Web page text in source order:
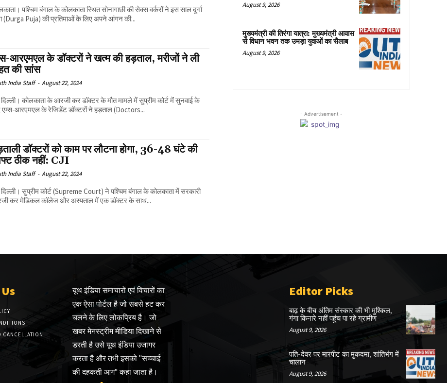
पश्चिम बंगाल के कोलकाता स्थित सोनागाछी की सेक्स वर्करों ने इस साल दुर्गा
(Durga Puja) की प्रतिमाओं के लिए अपने आंगन की...
आरएमएल के डॉक्टरों ने खत्म की हड़ताल, मरीजों ने ली
की सांस
India Staff - August 22, 2024
कोलकाता के आरजी कर डॉक्‍टर के मौत मामले में सुप्रीम कोर्ट में सुनवाई के
एम्‍स-आरएमएल के रेज‍िडेंट डॉक्‍टरों ने हड़ताल (Doctors...
डॉक्टरों को काम पर लौटना होगा, 36-48 घंटे की
ठीक नहीं: CJI
India Staff - August 22, 2024
सुप्रीम कोर्ट (Supreme Court) ने पश्चिम बंगाल के कोलकाता में सरकारी
कर मेडिकल कॉलेज और अस्पताल में एक डॉक्टर के साथ...
August 9, 2026
मुख्यमंत्री की तिरंगा यात्रा: मुख्यमंत्री आवास
से विधान भवन तक उमड़ा युवाओं का सैलाब
August 9, 2026
- Advertisement -
CANCELLATION
यूथ इंडिया समाचारों एवं विचारों का
एक ऐसा पोर्टल है जो सबसे हट कर
चलने के लिए लोकप्रिय है। जो
खबर मेनस्ट्रीम मीडिया दिखाने से
डरती है उसे यूथ इंडिया उजागर
करता है और तभी इसको "सच्चाई
की दहकती आग" कहा जाता है।
Editor Picks
बाढ़ के बीच अंतिम संस्कार की भी मुश्किल,
गंगा किनारे नहीं पहुंच पा रहे ग्रामीण
August 9, 2026
पति-देवर पर मारपीट का मुकदमा, शांतिभंग में
चालान
August 9, 2026